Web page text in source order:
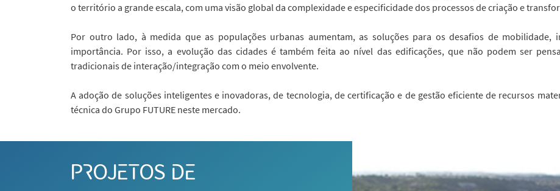
o território a grande escala, com uma visão global da complexidade e especificidade dos processos de criação e
Por outro lado, à medida que as populações urbanas aumentam, as soluções para os desafios de mobilidade,
importância. Por isso, a evolução das cidades é também feita ao nível das edificações, que não podem ser
tradicionais de interação/integração com o meio envolvente.
A adoção de soluções inteligentes e inovadoras, de tecnologia, de certificação e de gestão eficiente de recursos
técnica do Grupo FUTURE neste mercado.
PROJETOS DE